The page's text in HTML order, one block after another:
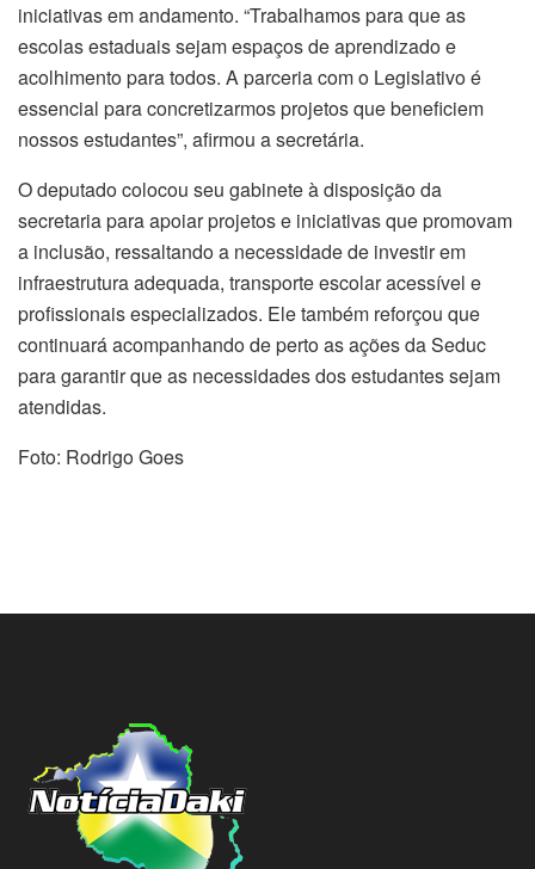
iniciativas em andamento. “Trabalhamos para que as
escolas estaduais sejam espaços de aprendizado e
acolhimento para todos. A parceria com o Legislativo é
essencial para concretizarmos projetos que beneficiem
nossos estudantes”, afirmou a secretária.
O deputado colocou seu gabinete à disposição da
secretaria para apoiar projetos e iniciativas que promovam
a inclusão, ressaltando a necessidade de investir em
infraestrutura adequada, transporte escolar acessível e
profissionais especializados. Ele também reforçou que
continuará acompanhando de perto as ações da Seduc
para garantir que as necessidades dos estudantes sejam
atendidas.
Foto: Rodrigo Goes